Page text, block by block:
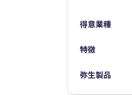
得意業種
特徴
弥生製品